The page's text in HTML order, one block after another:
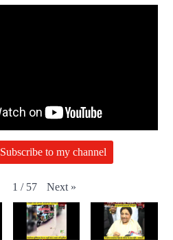
Subscribe to my channel
1 / 57 Next »